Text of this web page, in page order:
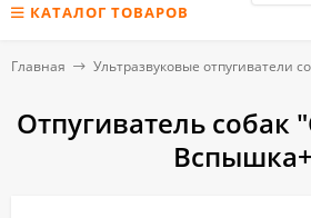
КАТАЛОГ ТОВАРОВ
Главная Ультразвуковые отпугиватели
Отпугиватель собак